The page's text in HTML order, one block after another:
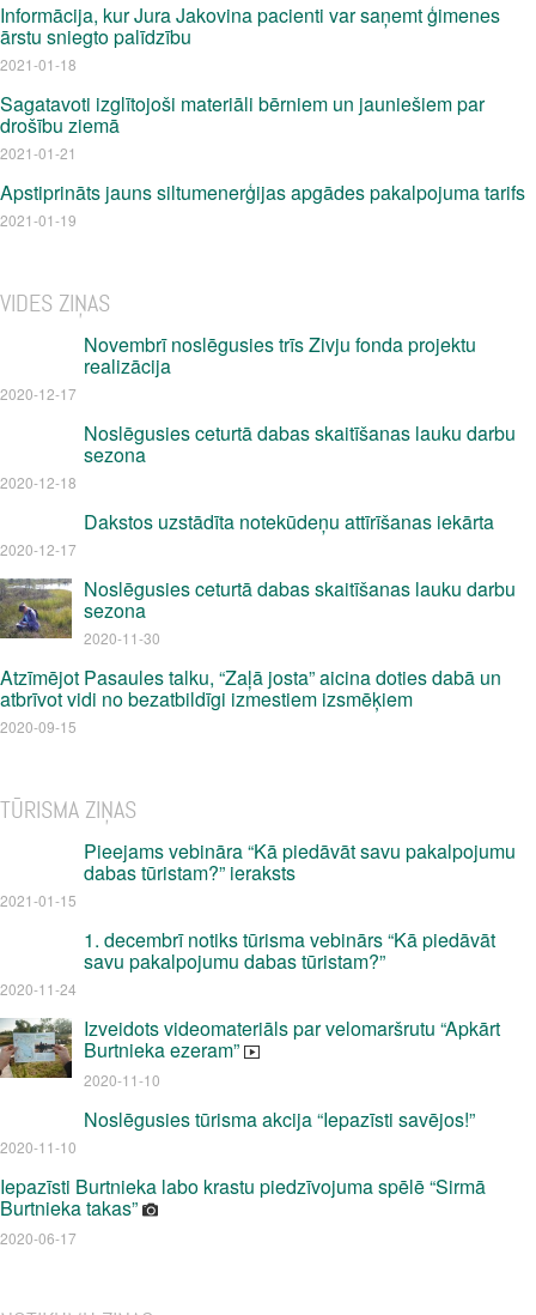
Informācija, kur Jura Jakovina pacienti var saņemt ģimenes
ārstu sniegto palīdzību
2021-01-18
Sagatavoti izglītojoši materiāli bērniem un jauniešiem par
drošību ziemā
2021-01-21
Apstiprināts jauns siltumenerģijas apgādes pakalpojuma tarifs
2021-01-19
VIDES ZIŅAS
Novembrī noslēgusies trīs Zivju fonda projektu
realizācija
2020-12-17
Noslēgusies ceturtā dabas skaitīšanas lauku darbu
sezona
2020-12-18
Dakstos uzstādīta notekūdeņu attīrīšanas iekārta
2020-12-17
Noslēgusies ceturtā dabas skaitīšanas lauku darbu
sezona
2020-11-30
Atzīmējot Pasaules talku, “Zaļā josta” aicina doties dabā un
atbrīvot vidi no bezatbildīgi izmestiem izsmēķiem
2020-09-15
TŪRISMA ZIŅAS
Pieejams vebināra “Kā piedāvāt savu pakalpojumu
dabas tūristam?” ieraksts
2021-01-15
1. decembrī notiks tūrisma vebinārs “Kā piedāvāt
savu pakalpojumu dabas tūristam?”
2020-11-24
Izveidots videomateriāls par velomaršrutu “Apkārt
Burtnieka ezeram”
2020-11-10
Noslēgusies tūrisma akcija “Iepazīsti savējos!”
2020-11-10
Iepazīsti Burtnieka labo krastu piedzīvojuma spēlē “Sirmā
Burtnieka takas”
2020-06-17